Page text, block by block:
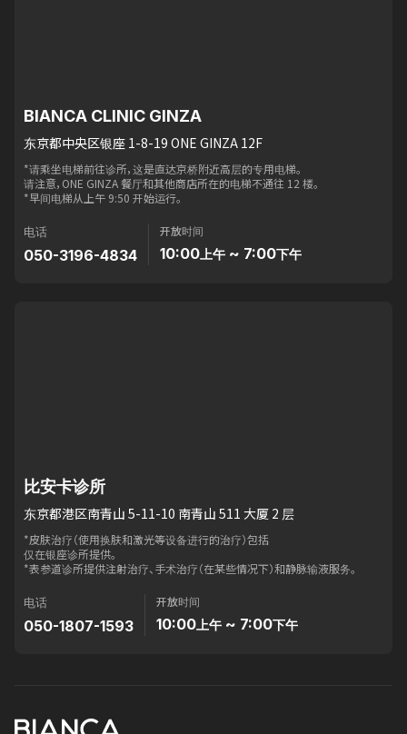
BIANCA CLINIC GINZA
东京都中央区银座 1-8-19 ONE GINZA 12F
*请乘坐电梯前往诊所，这是直达京桥附近高层的专用电梯。
请注意，ONE GINZA 餐厅和其他商店所在的电梯不通往 12 楼。
*早间电梯从上午 9:50 开始运行。
电话
050-3196-4834
开放时间
10:00 上午 ~ 7:00下午
比安卡诊所
东京都港区南青山 5-11-10 南青山 511 大厦 2 层
*皮肤治疗（使用换肤和激光等设备进行的治疗）包括
仅在银座诊所提供。
*表参道诊所提供注射治疗、手术治疗（在某些情况下）和静脉输液服务。
电话
050-1807-1593
开放时间
10:00 上午 ~ 7:00下午